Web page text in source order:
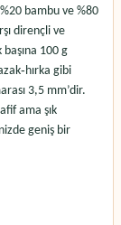
bambu ve %80
dirençli ve
100 g
gibi
3,5 mm’dir.
ama şık
geniş bir